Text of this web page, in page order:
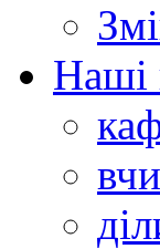
Наші